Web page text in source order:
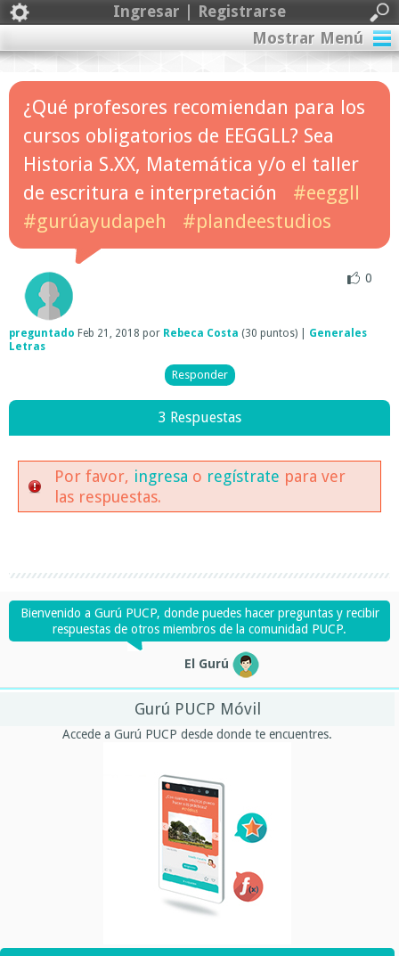
Ingresar | Registrarse
Mostrar Menú
¿Qué profesores recomiendan para los
cursos obligatorios de EEGGLL? Sea
Historia S.XX, Matemática y/o el taller
de escritura e interpretación
#eeggll
#gurúayudapeh
#plandeestudios
0
preguntado Feb 21, 2018 por Rebeca Costa (30 puntos)
Generales
Letras
3 Respuestas
Por favor, ingresa o regístrate para ver
las respuestas.
Bienvenido a Gurú PUCP, donde puedes hacer preguntas y recibir
respuestas de otros miembros de la comunidad PUCP.
El Gurú
Gurú PUCP Móvil
Accede a Gurú PUCP desde donde te encuentres.